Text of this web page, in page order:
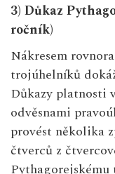
3) Důkaz
ročník)
Nákresem
trojúhelníků
Důkazy platnosti
odvěsnami
provést několika
čtverců z
Pythagorejskému